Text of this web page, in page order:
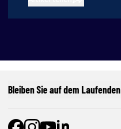
Bleiben Sie auf dem Laufenden